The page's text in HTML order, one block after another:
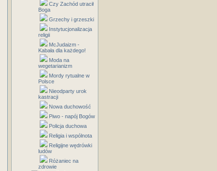
Czy Zachód utracił
Boga
Grzechy i grzeszki
Instytucjonalizacja
religii
McJudaizm -
Kabała dla każdego!
Moda na
wegetarianizm
Mordy rytualne w
Polsce
Nieodparty urok
kastracji
Nowa duchowość
Piwo - napój Bogów
Policja duchowa
Religia i wspólnota
Religijne wędrówki
ludów
Różaniec na
zdrowie